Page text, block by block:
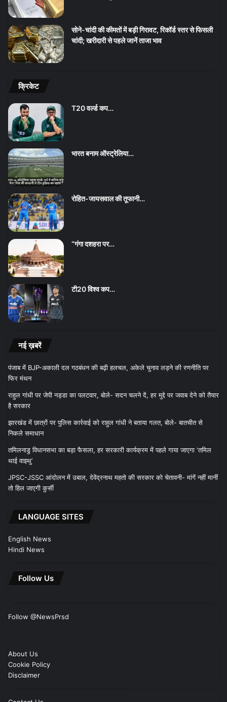
सोने-चांदी की कीमतों में बड़ी गिरावट, रिकॉर्ड स्तर से फिसली
चांदी; खरीदारी से पहले जानें ताजा भाव
क्रिकेट
T20 वर्ल्ड कप…
भारत बनाम ऑस्ट्रेलिया…
रोहित-जायसवाल की तूफानी…
“गंगा दशहरा पर…
टी20 विश्व कप…
नई ख़बरें
पंजाब में BJP-अकाली दल गठबंधन की बढ़ी हलचल, अकेले चुनाव लड़ने की रणनीति पर
फिर मंथन
राहुल गांधी पर जेपी नड्डा का पलटवार, बोले- सदन चलने दें, हर मुद्दे पर जवाब देने को तैयार
है सरकार
झारखंड में छात्रों पर पुलिस कार्रवाई को राहुल गांधी ने बताया गलत, बोले- बातचीत से
निकले समाधान
तमिलनाडु विधानसभा का बड़ा फैसला, हर सरकारी कार्यक्रम में पहले गाया जाएगा ‘तमिल
थाई वाझ्थु’
JPSC-JSSC आंदोलन में उबाल, देवेंद्रनाथ महतो की सरकार को चेतावनी- मांगें नहीं मानीं
तो हिल जाएगी कुर्सी
LANGUAGE SITES
English News
Hindi News
Follow Us
Follow @NewsPrsd
About Us
Cookie Policy
Disclaimer